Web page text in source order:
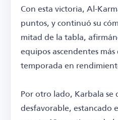
Con esta victoria, Al-
puntos, y continuó su
mitad de la tabla,
equipos ascendentes
temporada en
Por otro lado, Karbala
desfavorable, estancado